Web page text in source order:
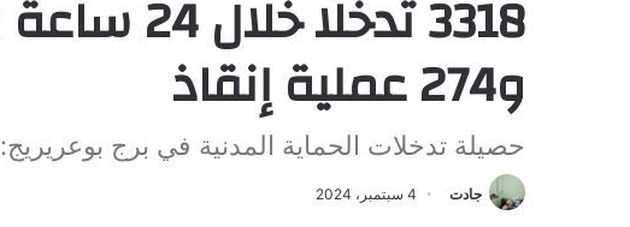
و274 عملية إنقاذ
حصيلة تدخلات الحماية المدنية في برج بوعريريج:
جادت 4 سبتمبر، 2024